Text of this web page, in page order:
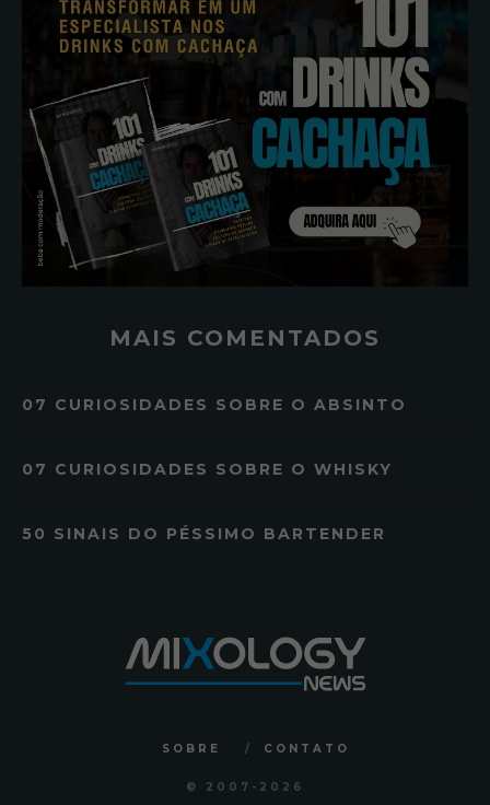
MAIS COMENTADOS
07 CURIOSIDADES SOBRE O ABSINTO
07 CURIOSIDADES SOBRE O WHISKY
50 SINAIS DO PÉSSIMO BARTENDER
SOBRE CONTATO
© 2007 -2026